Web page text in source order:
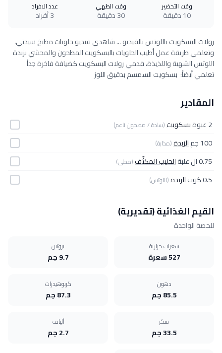
وقت التحضير
10 دقيقة
وقت الطهي
30 دقيقة
عدد الافراد
3 أفراد
رولات البسكويت باللوتس بالفيديو ... شاهدي فيديو حلويات مطبخ سيدتي،
وتعلمي طريقة عمل أطيب الحلويات بالبسكويت المطحون والمحشي بزبدة
اللوتس الشهية واللذيذة، قدمي رولات البسكويت كضيافة فاخرة جداً
تعلمي أيضاً: بسكويت السمسم بدقيق اللوز
المقادير
2 عبوة بسكويت(سادة / مطحون ناعم)
100 جم الزبدة(مذابة)
0.75 ال علبة الحليب المكثّف(محلى)
0.5 كوب الزبدة(اللوتس)
القيم الغذائية (تقديرية)
للحصة الواحدة
سعرات حرارية
527 سعرة
بروتين
9.7 جم
دهون
85.5 جم
كربوهيدرات
87.3 جم
سكر
33.5 جم
ألياف
2.7 جم